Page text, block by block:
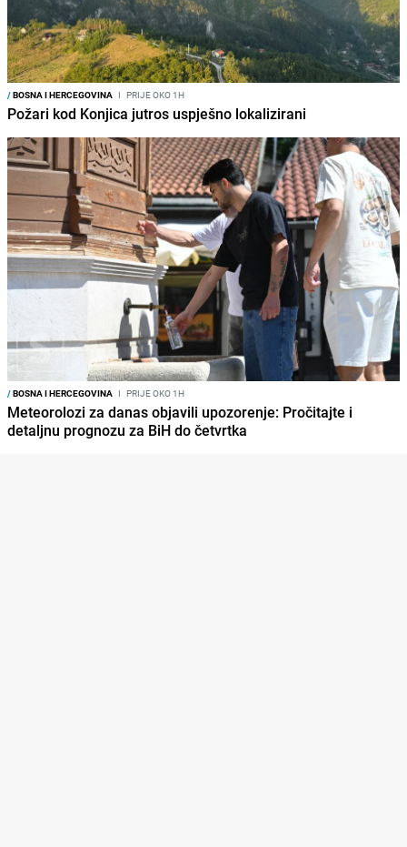
/BOSNA I HERCEGOVINA I PRIJE OKO 1H
Požari kod Konjica jutros uspješno lokalizirani
/BOSNA I HERCEGOVINA I PRIJE OKO 1H
Meteorolozi za danas objavili upozorenje: Pročitajte i
detaljnu prognozu za BiH do četvrtka